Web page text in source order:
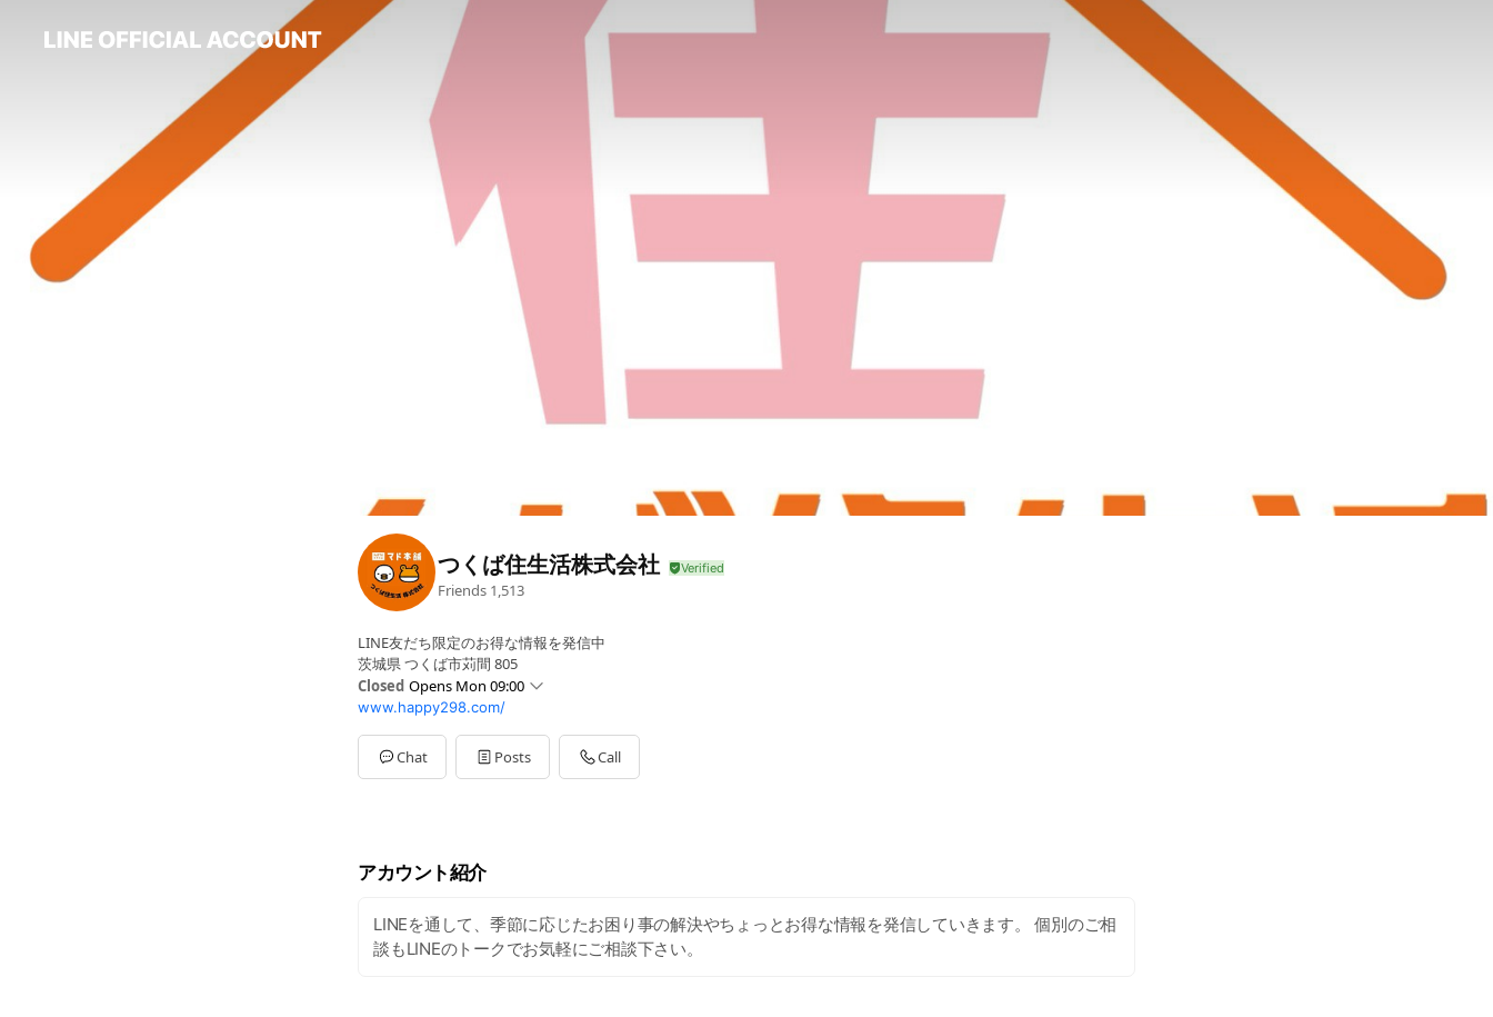
つくば住生活株式会社
Friends 1,513
LINE友だち限定のお得な情報を発信中
茨城県 つくば市苅間 805
Closed Opens Mon 09:00
SunClosed
Mon09:00 - 17:30
Tue09:00 - 17:30
Wed09:00 - 17:30
www.happy298.com/
Chat Posts Call
アカウント紹介
LINEを通して、季節に応じたお困り事の解決やちょっとお得な情報を発信していきます。 個別のご相
談もLINEのトークでお気軽にご相談下さい。